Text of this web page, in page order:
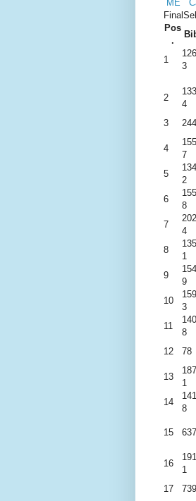
ME
Final
Pos
.
1
126
3
2
133
4
3
244
4
155
7
5
134
2
6
155
8
7
202
4
8
135
1
9
154
9
10
159
3
11
140
8
12
78
13
187
1
14
141
8
15 637
16
191
1
17
739